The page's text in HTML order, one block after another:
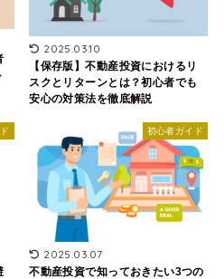
2025.03.10
【保存版】不動産投資におけるリ
スクとリターンとは？初心者でも
安心の対策法を徹底解説
初心者ガイド
2025.03.07
不動産投資で知っておきたい3つの